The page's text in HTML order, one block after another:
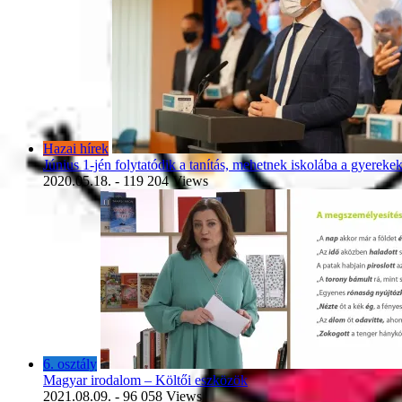
Hazai hírek
Június 1-jén folytatódik a tanítás, mehetnek iskolába a gyerekek
2020.05.18. - 119 204 Views
6. osztály
Magyar irodalom – Költői eszközök
2021.08.09. - 96 058 Views